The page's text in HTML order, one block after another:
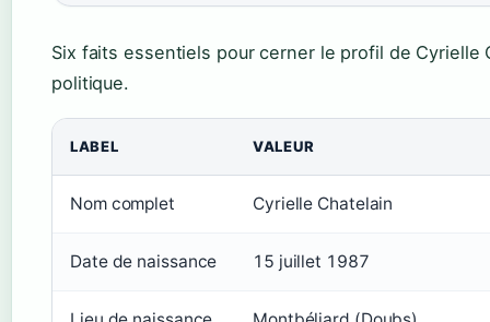
Six faits essentiels pour cerner le profil de
politique.
LABEL VALEUR
Nom complet Cyrielle Chatelain
Date de naissance 15 juillet 1987